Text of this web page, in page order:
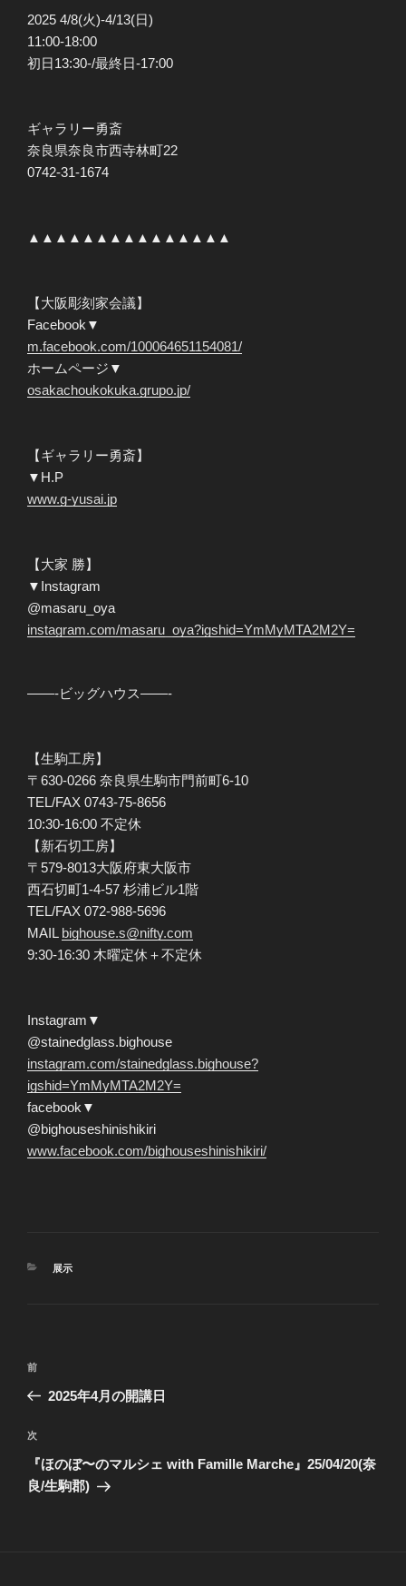
2025 4/8(火)-4/13(日)
11:00-18:00
初日13:30-/最終日-17:00
ギャラリー勇斎
奈良県奈良市西寺林町22
0742-31-1674
▲▲▲▲▲▲▲▲▲▲▲▲▲▲▲
【大阪彫刻家会議】
Facebook▼
m.facebook.com/100064651154081/
ホームページ▼
osakachoukokuka.grupo.jp/
【ギャラリー勇斎】
▼H.P
www.g-yusai.jp
【大家 勝】
▼Instagram
@masaru_oya
instagram.com/masaru_oya?igshid=YmMyMTA2M2Y=
——-ビッグハウス——-
【生駒工房】
〒630-0266 奈良県生駒市門前町6-10
TEL/FAX 0743-75-8656
10:30-16:00 不定休
【新石切工房】
〒579-8013大阪府東大阪市
西石切町1-4-57 杉浦ビル1階
TEL/FAX 072-988-5696
MAIL bighouse.s@nifty.com
9:30-16:30 木曜定休＋不定休
Instagram▼
@stainedglass.bighouse
instagram.com/stainedglass.bighouse?
igshid=YmMyMTA2M2Y=
facebook▼
@bighouseshinishikiri
www.facebook.com/bighouseshinishikiri/
カ
展示
投
ビ
ゲ
ー
前
の
稿
前
2025年4月の開講日
次
の
投
次
『ほのぼ〜のマルシェ with Famille Marche』25/04/20(奈
良/生駒郡)